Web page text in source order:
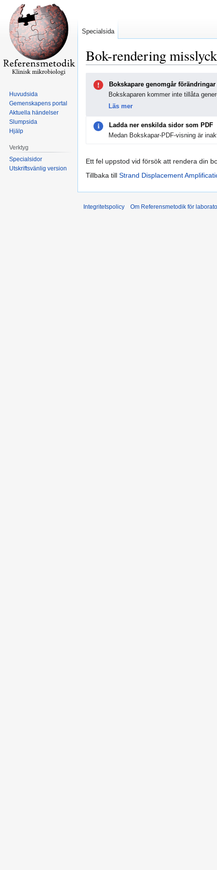
Bok-rendering
navigering
Bokskapare genomgår förändringar
Bokskaparen kommer inte tillåta
Läs mer
Ladda ner enskilda sidor som PDF
Medan Bokskapar-PDF-visning är
Ett fel uppstod vid försök att rendera din
Tillbaka till Strand Displacement
Specialsida
Huvudsida
Gemenskapens portal
Aktuella händelser
Slumpsida
Hjälp
Verktyg
Specialsidor
Utskriftsvänlig version
Integritetspolicy Om Referensmetodik för